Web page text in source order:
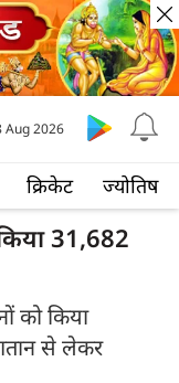
क्रिकेट ज्योतिष
Aug 2026
31,682
को किया
से लेकर